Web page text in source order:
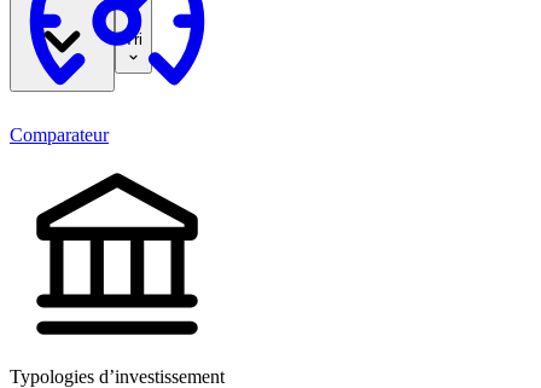
Comparateur
Typologies d’investissement
Tri